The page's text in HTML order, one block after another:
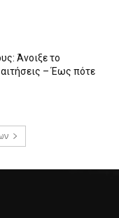
Άνοιξε το
– Έως πότε